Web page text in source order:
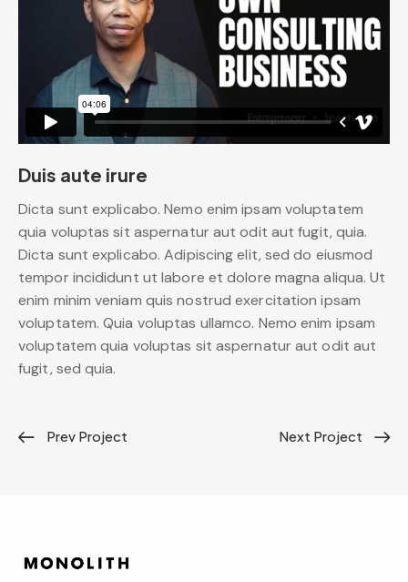
Duis aute irure
Dicta sunt explicabo. Nemo enim ipsam voluptatem
quia voluptas sit aspernatur aut odit aut fugit, quia.
Dicta sunt explicabo. Adipiscing elit, sed do eiusmod
tempor incididunt ut labore et dolore magna aliqua. Ut
enim minim veniam quis nostrud exercitation ipsam
voluptatem. Quia voluptas ullamco. Nemo enim ipsam
voluptatem quia voluptas sit aspernatur aut odit aut
fugit, sed quia.
Prev Project Next Project